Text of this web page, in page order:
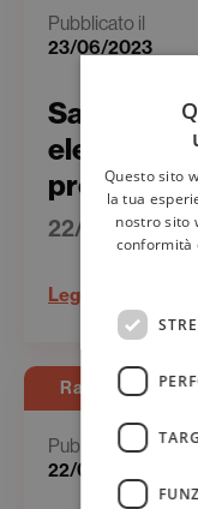
Pubblicato il
23/06/2023
elettronico
precoce
22/06/2023
Leggi
Rassegna
Pubblicato il
22/06/2023
Questo sito
la tua
nostro sito
conformità